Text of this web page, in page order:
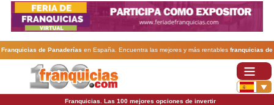
Franquicias de Panaderías en España. Encuentra las mejores y más rentables franquicias de
Panaderías. Abre tu negocio a través de una franquicia barata, rentable y segura.
Franquicias. Las 100 mejores opciones de invertir